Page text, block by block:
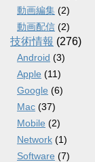
動画編集 (2)
動画配信 (2)
技術情報 (276)
Android (3)
Apple (11)
Google (6)
Mac (37)
Mobile (2)
Network (1)
Software (7)